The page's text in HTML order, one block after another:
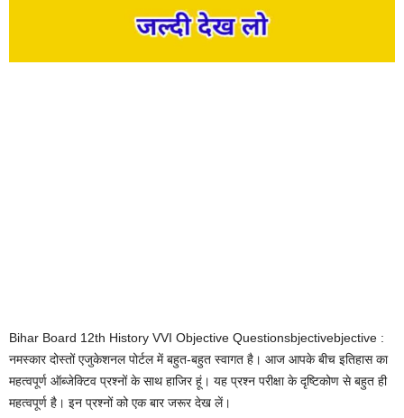
Bihar Board 12th History VVI Objective Questionsbjectivebjective :
नमस्कार दोस्तों एजुकेशनल पोर्टल में बहुत-बहुत स्वागत है। आज आपके बीच इतिहास का
महत्वपूर्ण ऑब्जेक्टिव प्रश्नों के साथ हाजिर हूं। यह प्रश्न परीक्षा के दृष्टिकोण से बहुत ही
महत्वपूर्ण है। इन प्रश्नों को एक बार जरूर देख लें।